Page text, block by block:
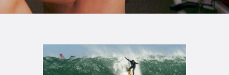
TIENDA FAMILY SURFERS